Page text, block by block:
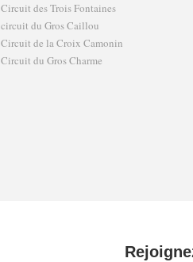
Circuit des Trois Fontaines
circuit du Gros Caillou
Circuit de la Croix Camonin
Circuit du Gros Charme